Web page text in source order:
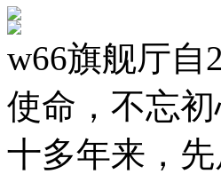
w66旗舰厅自
使命，不忘
十多年来